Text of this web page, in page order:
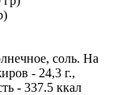
соль. На
- 24,3 г.,
- 337.5 ккал